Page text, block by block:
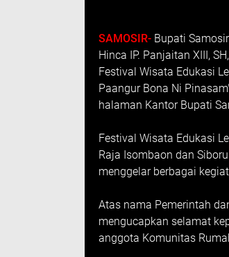
SAMOSIR- Bupati
Hinca IP. Panjaitan XIII,
Festival Wisata Edukasi
Paangur Bona Ni
halaman Kantor Bupati
Festival Wisata Edukasi
Raja Isombaon dan
menggelar berbagai
Atas nama Pemerintah
mengucapkan selamat
anggota Komunitas